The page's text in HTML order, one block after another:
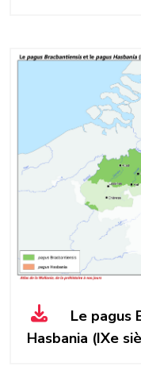
Le pagus
Hasbania (IXe